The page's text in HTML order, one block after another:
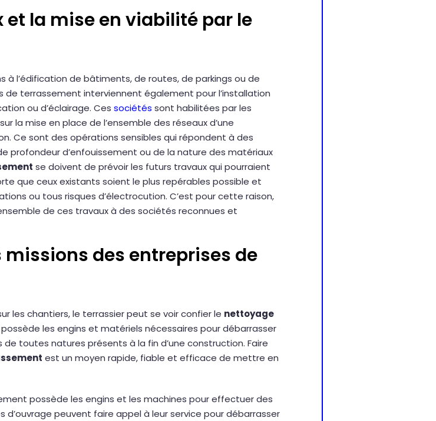
et la mise en viabilité par le
à l’édification de bâtiments, de routes, de parkings ou de
de terrassement interviennent également pour l’installation
ou d’éclairage. Ces sociétés sont habilitées par les
la mise en place de l’ensemble des réseaux d’une
Ce sont des opérations sensibles qui répondent à des
profondeur d’enfouissement ou de la nature des matériaux
se doivent de prévoir les futurs travaux qui pourraient
que ceux existants soient le plus repérables possible et
ou tous risques d’électrocution. C’est pour cette raison,
de ces travaux à des sociétés reconnues et
des entreprises de
les chantiers, le terrassier peut se voir confier le nettoyage
les engins et matériels nécessaires pour débarrasser
toutes natures présents à la fin d’une construction. Faire
est un moyen rapide, fiable et efficace de mettre en
possède les engins et les machines pour effectuer des
peuvent faire appel à leur service pour débarrasser